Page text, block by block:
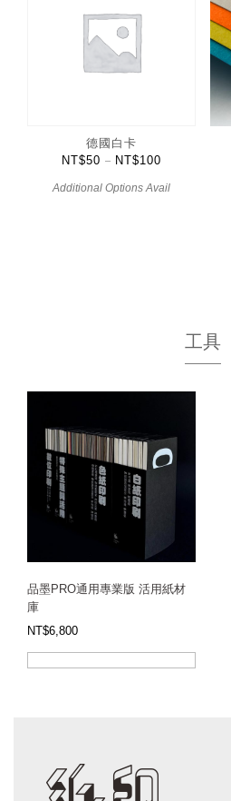
德國白卡
NT$50 – NT$100
Additional Options Avail
工具
品墨PRO通用專業版 活用紙材
庫
NT$6,800